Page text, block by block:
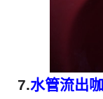
7.水管流出